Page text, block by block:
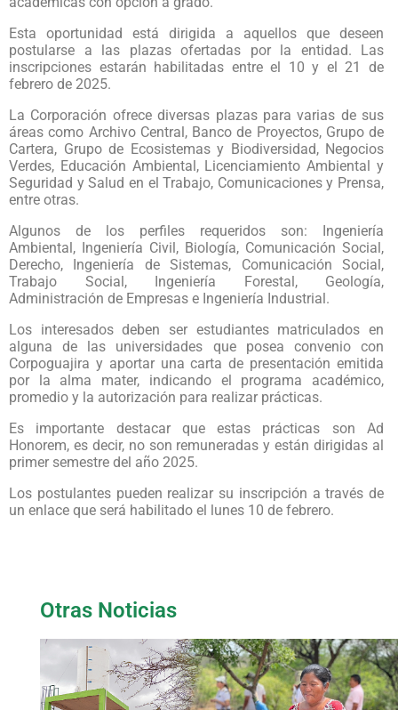
Esta oportunidad está dirigida a aquellos que deseen
postularse a las plazas ofertadas por la entidad. Las
inscripciones estarán habilitadas entre el 10 y el 21 de
febrero de 2025.
La Corporación ofrece diversas plazas para varias de sus
áreas como Archivo Central, Banco de Proyectos, Grupo de
Cartera, Grupo de Ecosistemas y Biodiversidad, Negocios
Verdes, Educación Ambiental, Licenciamiento Ambiental y
Seguridad y Salud en el Trabajo, Comunicaciones y Prensa,
entre otras.
Algunos de los perfiles requeridos son: Ingeniería
Ambiental, Ingeniería Civil, Biología, Comunicación Social,
Derecho, Ingeniería de Sistemas, Comunicación Social,
Trabajo Social, Ingeniería Forestal, Geología,
Administración de Empresas e Ingeniería Industrial.
Los interesados deben ser estudiantes matriculados en
alguna de las universidades que posea convenio con
Corpoguajira y aportar una carta de presentación emitida
por la alma mater, indicando el programa académico,
promedio y la autorización para realizar prácticas.
Es importante destacar que estas prácticas son Ad
Honorem, es decir, no son remuneradas y están dirigidas al
primer semestre del año 2025.
Los postulantes pueden realizar su inscripción a través de
un enlace que será habilitado el lunes 10 de febrero.
Otras Noticias